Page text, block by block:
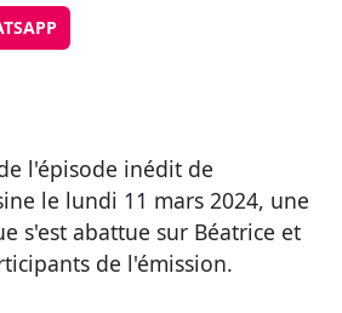
l'épisode inédit de
le lundi 11 mars 2024, une
s'est abattue sur Béatrice et
de l'émission.